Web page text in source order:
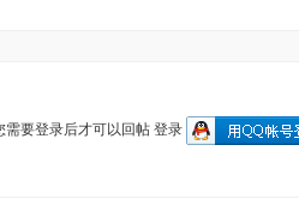
需要登录后才可以回帖 登录